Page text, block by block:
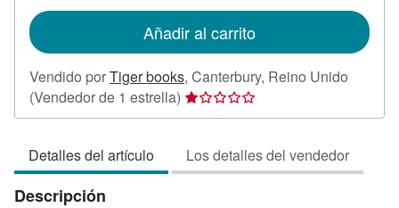
envío
Añadir al carrito
Vendido porTiger books, Canterbury, Reino Unido
(Vendedor de 1 estrella) Calificación
del
1
de
Detalles del artículo Los detalles del vendedor
Descripción